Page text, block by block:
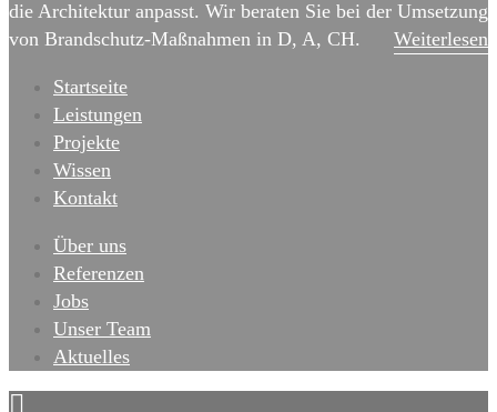
die Architektur anpasst. Wir beraten Sie bei der Umsetzung
von Brandschutz-Maßnahmen in D, A, CH.
Weiterlesen
Startseite
Leistungen
Projekte
Wissen
Kontakt
Über uns
Referenzen
Jobs
Unser Team
Aktuelles